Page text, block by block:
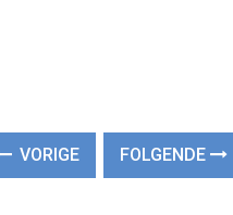
VORIGE FOLGENDE